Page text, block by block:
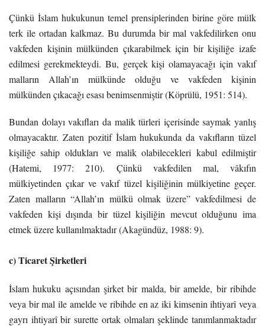
Çünkü İslam hukukunun temel prensiplerinden birine göre mülk
terk ile ortadan kalkmaz. Bu durumda bir mal vakfedilirken onu
vakfeden kişinin mülkünden çıkarabilmek için bir kişiliğe izafe
edilmesi gerekmekteydi. Bu, gerçek kişi olamayacağı için vakıf
malların Allah’ın mülkünde olduğu ve vakfeden kişinin
mülkünden çıkacağı esası benimsenmiştir (Köprülü, 1951: 514).
Bundan dolayı vakıfları da malik türleri içerisinde saymak yanlış
olmayacaktır. Zaten pozitif İslam hukukunda da vakıfların tüzel
kişiliğe sahip oldukları ve malik olabilecekleri kabul edilmiştir
(Hatemi, 1977: 210). Çünkü vakfedilen mal, vâkıfın
mülkiyetinden çıkar ve vakıf tüzel kişiliğinin mülkiyetine geçer.
Zaten malların “Allah’ın mülkü olmak üzere” vakfedilmesi de
vakfeden kişi dışında bir tüzel kişiliğin mevcut olduğunu ima
etmek üzere kullanılmaktadır (Akagündüz, 1988: 9).
c) Ticaret Şirketleri
İslam hukuku açısından şirket bir malda, bir amelde, bir ribihde
veya bir mal ile amelde ve ribihde en az iki kimsenin ihtiyarî veya
gayrı ihtiyarî bir surette ortak olmaları şeklinde tanımlanmaktadır